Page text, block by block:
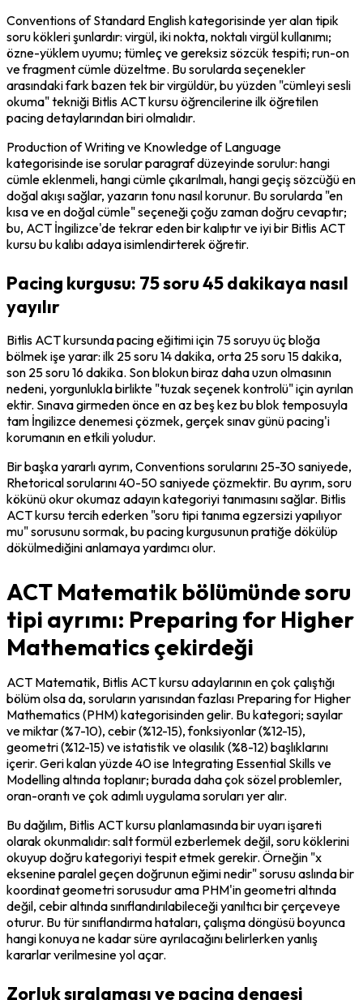
Conventions of Standard English kategorisinde yer alan tipik
soru kökleri şunlardır: virgül, iki nokta, noktalı virgül kullanımı;
özne-yüklem uyumu; tümleç ve gereksiz sözcük tespiti; run-on
ve fragment cümle düzeltme. Bu sorularda seçenekler
arasındaki fark bazen tek bir virgüldür, bu yüzden "cümleyi sesli
okuma" tekniği Bitlis ACT kursu öğrencilerine ilk öğretilen
pacing detaylarından biri olmalıdır.
Production of Writing ve Knowledge of Language
kategorisinde ise sorular paragraf düzeyinde sorulur: hangi
cümle eklenmeli, hangi cümle çıkarılmalı, hangi geçiş sözcüğü en
doğal akışı sağlar, yazarın tonu nasıl korunur. Bu sorularda "en
kısa ve en doğal cümle" seçeneği çoğu zaman doğru cevaptır;
bu, ACT İngilizce'de tekrar eden bir kalıptır ve iyi bir Bitlis ACT
kursu bu kalıbı adaya isimlendirterek öğretir.
Pacing kurgusu: 75 soru 45 dakikaya nasıl
yayılır
Bitlis ACT kursunda pacing eğitimi için 75 soruyu üç bloğa
bölmek işe yarar: ilk 25 soru 14 dakika, orta 25 soru 15 dakika,
son 25 soru 16 dakika. Son blokun biraz daha uzun olmasının
nedeni, yorgunlukla birlikte "tuzak seçenek kontrolü" için ayrılan
ektir. Sınava girmeden önce en az beş kez bu blok temposuyla
tam İngilizce denemesi çözmek, gerçek sınav günü pacing'i
korumanın en etkili yoludur.
Bir başka yararlı ayrım, Conventions sorularını 25-30 saniyede,
Rhetorical sorularını 40-50 saniyede çözmektir. Bu ayrım, soru
kökünü okur okumaz adayın kategoriyi tanımasını sağlar. Bitlis
ACT kursu tercih ederken "soru tipi tanıma egzersizi yapılıyor
mu" sorusunu sormak, bu pacing kurgusunun pratiğe dökülüp
dökülmediğini anlamaya yardımcı olur.
ACT Matematik bölümünde soru
tipi ayrımı: Preparing for Higher
Mathematics çekirdeği
ACT Matematik, Bitlis ACT kursu adaylarının en çok çalıştığı
bölüm olsa da, soruların yarısından fazlası Preparing for Higher
Mathematics (PHM) kategorisinden gelir. Bu kategori; sayılar
ve miktar (%7-10), cebir (%12-15), fonksiyonlar (%12-15),
geometri (%12-15) ve istatistik ve olasılık (%8-12) başlıklarını
içerir. Geri kalan yüzde 40 ise Integrating Essential Skills ve
Modelling altında toplanır; burada daha çok sözel problemler,
oran-orantı ve çok adımlı uygulama soruları yer alır.
Bu dağılım, Bitlis ACT kursu planlamasında bir uyarı işareti
olarak okunmalıdır: salt formül ezberlemek değil, soru köklerini
okuyup doğru kategoriyi tespit etmek gerekir. Örneğin "x
eksenine paralel geçen doğrunun eğimi nedir" sorusu aslında bir
koordinat geometri sorusudur ama PHM'in geometri altında
değil, cebir altında sınıflandırılabileceği yanıltıcı bir çerçeveye
oturur. Bu tür sınıflandırma hataları, çalışma döngüsü boyunca
hangi konuya ne kadar süre ayrılacağını belirlerken yanlış
kararlar verilmesine yol açar.
Zorluk sıralaması ve pacing dengesi